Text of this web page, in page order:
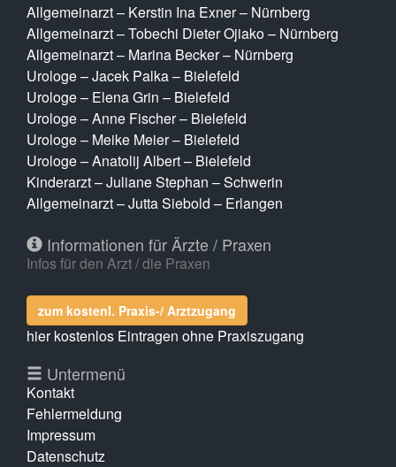
Allgemeinarzt – Kerstin Ina Exner – Nürnberg
Allgemeinarzt – Tobechi Dieter Ojiako – Nürnberg
Allgemeinarzt – Marina Becker – Nürnberg
Urologe – Jacek Palka – Bielefeld
Urologe – Elena Grin – Bielefeld
Urologe – Anne Fischer – Bielefeld
Urologe – Meike Meier – Bielefeld
Urologe – Anatolij Albert – Bielefeld
Kinderarzt – Juliane Stephan – Schwerin
Allgemeinarzt – Jutta Siebold – Erlangen
Informationen für Ärzte / Praxen
Infos für den Arzt / die Praxen
zum kostenl. Praxis-/ Arztzugang
hier kostenlos Eintragen ohne Praxiszugang
Untermenü
Kontakt
Fehlermeldung
Impressum
Datenschutz